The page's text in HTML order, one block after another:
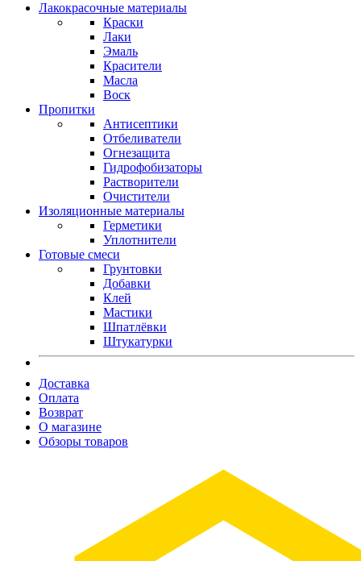
Лакокрасочные материалы
Краски
Лаки
Эмаль
Красители
Масла
Воск
Пропитки
Антисептики
Отбеливатели
Огнезащита
Гидрофобизаторы
Растворители
Очистители
Изоляционные материалы
Герметики
Уплотнители
Готовые смеси
Грунтовки
Добавки
Клей
Мастики
Шпатлёвки
Штукатурки
Доставка
Оплата
Возврат
О магазине
Обзоры товаров